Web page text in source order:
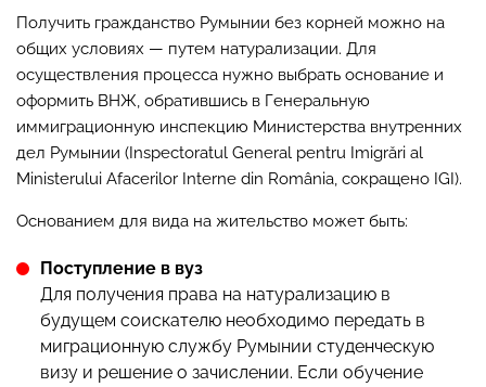
Получить гражданство Румынии без корней можно на
общих условиях — путем натурализации. Для
осуществления процесса нужно выбрать основание и
оформить ВНЖ, обратившись в Генеральную
иммиграционную инспекцию Министерства внутренних
дел Румынии (Inspectoratul General pentru Imigrări al
Ministerului Afacerilor Interne din România, сокращено IGI).
Основанием для вида на жительство может быть:
Поступление в вуз
Для получения права на натурализацию в
будущем соискателю необходимо передать в
миграционную службу Румынии студенческую
визу и решение о зачислении. Если обучение